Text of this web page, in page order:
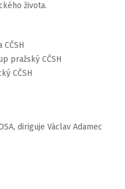
života.
pražský CČSH
CČSH
diriguje Václav Adamec